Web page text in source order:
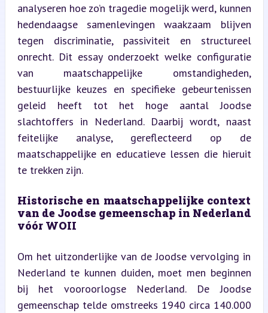
analyseren hoe zo’n tragedie mogelijk werd, kunnen
hedendaagse samenlevingen waakzaam blijven
tegen discriminatie, passiviteit en structureel
onrecht. Dit essay onderzoekt welke configuratie
van maatschappelijke omstandigheden,
bestuurlijke keuzes en specifieke gebeurtenissen
geleid heeft tot het hoge aantal Joodse
slachtoffers in Nederland. Daarbij wordt, naast
feitelijke analyse, gereflecteerd op de
maatschappelijke en educatieve lessen die hieruit
te trekken zijn.
Historische en maatschappelijke context
van de Joodse gemeenschap in Nederland
vóór WOII
Om het uitzonderlijke van de Joodse vervolging in
Nederland te kunnen duiden, moet men beginnen
bij het vooroorlogse Nederland. De Joodse
gemeenschap telde omstreeks 1940 circa 140.000